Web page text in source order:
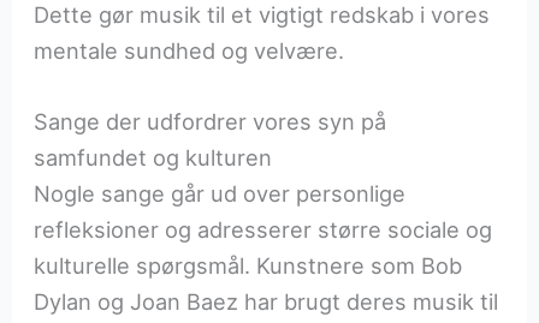
Dette gør musik til et vigtigt redskab i vores
mentale sundhed og velvære.
Sange der udfordrer vores syn på
samfundet og kulturen
Nogle sange går ud over personlige
refleksioner og adresserer større sociale og
kulturelle spørgsmål. Kunstnere som Bob
Dylan og Joan Baez har brugt deres musik til